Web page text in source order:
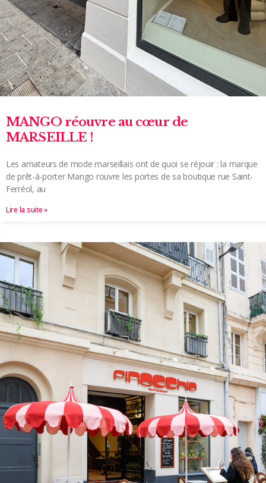
MANGO réouvre au cœur de
MARSEILLE !
Les amateurs de mode marseillais ont de quoi se réjouir : la marque
de prêt-à-porter Mango rouvre les portes de sa boutique rue Saint-
Ferréol, au
Lire la suite »